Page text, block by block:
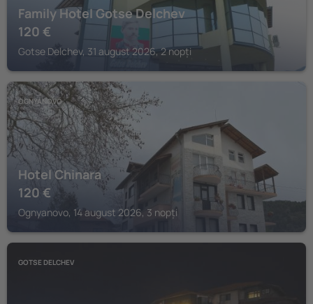
Family Hotel Gotse Delchev
120 €
Gotse Delchev, 31 august 2026, 2 nopți
OGNYANOVO
Hotel Chinara
120 €
Ognyanovo, 14 august 2026, 3 nopți
GOTSE DELCHEV